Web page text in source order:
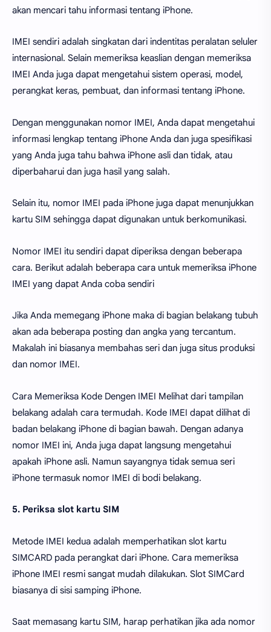
akan mencari tahu informasi tentang iPhone.
IMEI sendiri adalah singkatan dari indentitas peralatan seluler
internasional. Selain memeriksa keaslian dengan memeriksa
IMEI Anda juga dapat mengetahui sistem operasi, model,
perangkat keras, pembuat, dan informasi tentang iPhone.
Dengan menggunakan nomor IMEI, Anda dapat mengetahui
informasi lengkap tentang iPhone Anda dan juga spesifikasi
yang Anda juga tahu bahwa iPhone asli dan tidak, atau
diperbaharui dan juga hasil yang salah.
Selain itu, nomor IMEI pada iPhone juga dapat menunjukkan
kartu SIM sehingga dapat digunakan untuk berkomunikasi.
Nomor IMEI itu sendiri dapat diperiksa dengan beberapa
cara. Berikut adalah beberapa cara untuk memeriksa iPhone
IMEI yang dapat Anda coba sendiri
Jika Anda memegang iPhone maka di bagian belakang tubuh
akan ada beberapa posting dan angka yang tercantum.
Makalah ini biasanya membahas seri dan juga situs produksi
dan nomor IMEI.
Cara Memeriksa Kode Dengen IMEI Melihat dari tampilan
belakang adalah cara termudah. Kode IMEI dapat dilihat di
badan belakang iPhone di bagian bawah. Dengan adanya
nomor IMEI ini, Anda juga dapat langsung mengetahui
apakah iPhone asli. Namun sayangnya tidak semua seri
iPhone termasuk nomor IMEI di bodi belakang.
5. Periksa slot kartu SIM
Metode IMEI kedua adalah memperhatikan slot kartu
SIMCARD pada perangkat dari iPhone. Cara memeriksa
iPhone IMEI resmi sangat mudah dilakukan. Slot SIMCard
biasanya di sisi samping iPhone.
Saat memasang kartu SIM, harap perhatikan jika ada nomor